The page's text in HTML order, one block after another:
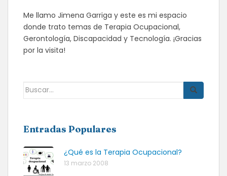
Me llamo Jimena Garriga y este es mi espacio
donde trato temas de Terapia Ocupacional,
Gerontología, Discapacidad y Tecnología. ¡Gracias
por la visita!
Buscar:
Entradas Populares
¿Qué es la Terapia Ocupacional?
13 marzo 2008